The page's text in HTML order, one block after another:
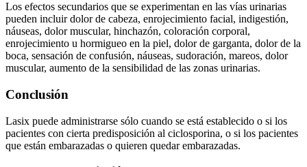
Los efectos secundarios que se experimentan en las vías urinarias
pueden incluir dolor de cabeza, enrojecimiento facial, indigestión,
náuseas, dolor muscular, hinchazón, coloración corporal,
enrojecimiento u hormigueo en la piel, dolor de garganta, dolor de la
boca, sensación de confusión, náuseas, sudoración, mareos, dolor
muscular, aumento de la sensibilidad de las zonas urinarias.
Conclusión
Lasix puede administrarse sólo cuando se está establecido o si los
pacientes con cierta predisposición al ciclosporina, o si los pacientes
que están embarazadas o quieren quedar embarazadas.